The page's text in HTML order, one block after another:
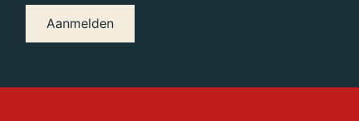
Aanmelden